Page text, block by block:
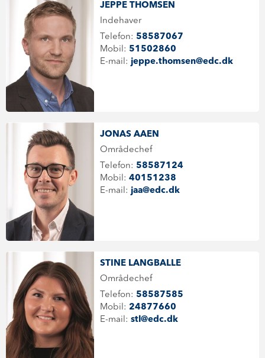
JEPPE THOMSEN
Indehaver
Telefon: 58587067
Mobil: 51502860
E-mail: jeppe.thomsen@edc.dk
JONAS AAEN
Områdechef
Telefon: 58587124
Mobil: 40151238
E-mail: jaa@edc.dk
STINE LANGBALLE
Områdechef
Telefon: 58587585
Mobil: 24877660
E-mail: stl@edc.dk